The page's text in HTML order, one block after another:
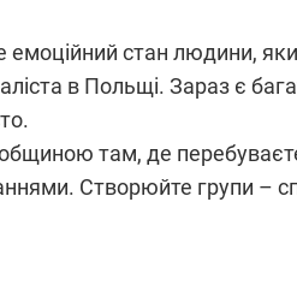
стан людини,
в Польщі. Зараз є
там, де
Створюйте групи –